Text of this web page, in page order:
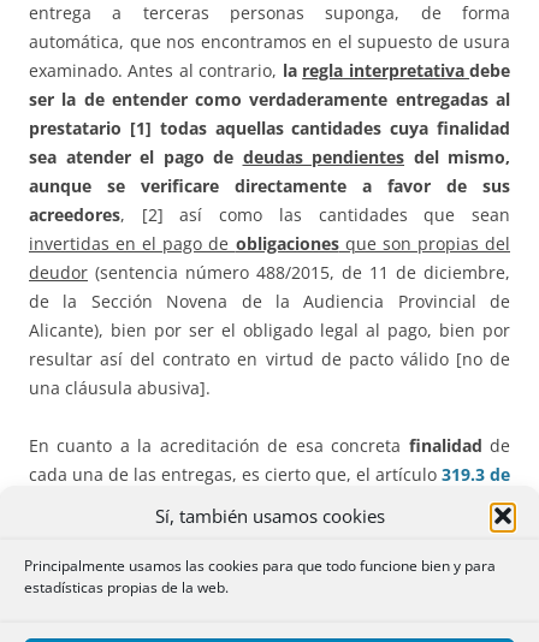
Sí, también usamos cookies
Principalmente usamos las cookies para que todo funcione bien y para
estadísticas propias de la web.
entrega a terceras personas suponga, de forma
automática, que nos encontramos en el supuesto de usura
examinado. Antes al contrario, la regla interpretativadebe
ser la de entender como verdaderamente entregadas al
prestatario [1] todas aquellas cantidades cuya finalidad
sea atender el pago de deudas pendientes del mismo,
aunque se verificare directamente a favor de sus
acreedores, [2] así como las cantidades que sean
invertidas en el pago de obligacionesque son propias del
deudor (sentencia número 488/2015, de 11 de diciembre,
de la Sección Novena de la Audiencia Provincial de
Alicante), bien por ser el obligado legal al pago, bien por
resultar así del contrato en virtud de pacto válido [no de
una cláusula abusiva].
En cuanto a la acreditación de esa concreta finalidad de
cada una de las entregas, es cierto que, el artículo 319.3 de
la Ley de Enjuiciamiento Civil
señala que «en materia de
usura, los tribunales resolverán en cada caso formando
librementesu convicción sin vinculación a lo establecido
en el apartado primero de este artículo»; es decir, que, en